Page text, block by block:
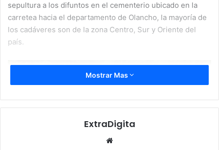
sepultura a los difuntos en el cementerio ubicado en la
carretea hacia el departamento de Olancho, la mayoría de
los cadáveres son de la zona Centro, Sur y Oriente del
país.
Mostrar Mas
ExtraDigita